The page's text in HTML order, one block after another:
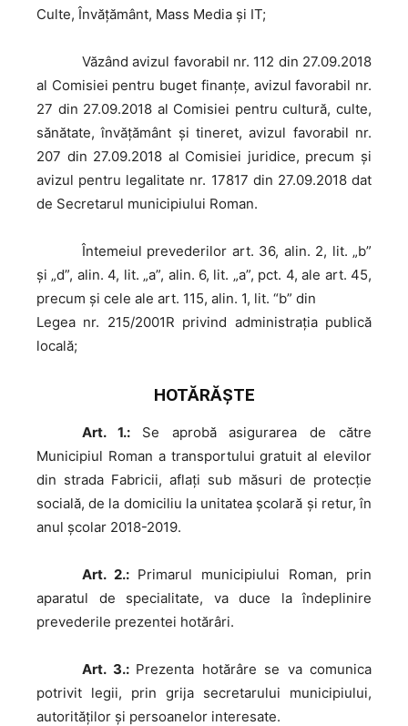
Culte, Învățământ, Mass Media și IT;
Văzând avizul favorabil nr. 112 din 27.09.2018
al Comisiei pentru buget finanţe, avizul favorabil nr.
27 din 27.09.2018 al Comisiei pentru cultură, culte,
sănătate, învăţământ şi tineret, avizul favorabil nr.
207 din 27.09.2018 al Comisiei juridice, precum şi
avizul pentru legalitate nr. 17817 din 27.09.2018 dat
de Secretarul municipiului Roman.
Întemeiul prevederilor art. 36, alin. 2, lit. „b”
și „d”, alin. 4, lit. „a”, alin. 6, lit. „a”, pct. 4, ale art. 45,
precum şi cele ale art. 115, alin. 1, lit. “b” din
Legea nr. 215/2001R privind administraţia publică
locală;
HOTĂRĂŞTE
Art. 1.: Se aprobă asigurarea de către
Municipiul Roman a transportului gratuit al elevilor
din strada Fabricii, aflați sub măsuri de protecție
socială, de la domiciliu la unitatea școlară și retur, în
anul școlar 2018-2019.
Art. 2.: Primarul municipiului Roman, prin
aparatul de specialitate, va duce la îndeplinire
prevederile prezentei hotărâri.
Art. 3.: Prezenta hotărâre se va comunica
potrivit legii, prin grija secretarului municipiului,
autorităţilor şi persoanelor interesate.